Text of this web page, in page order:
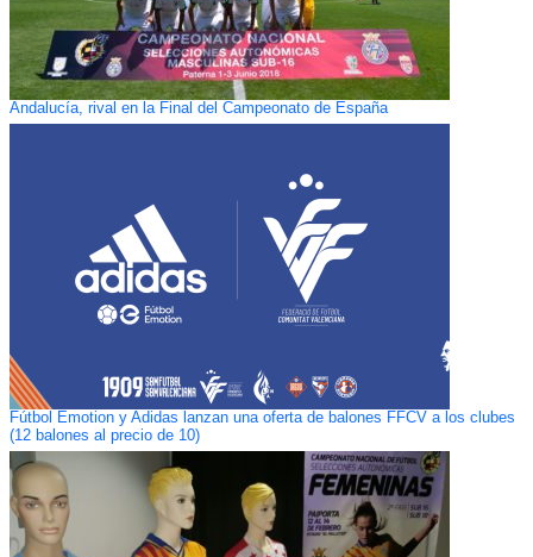
Andalucía, rival en la Final del Campeonato de España
Fútbol Emotion y Adidas lanzan una oferta de balones FFCV a los clubes
(12 balones al precio de 10)